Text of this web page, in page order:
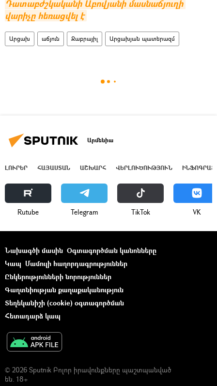
Դատաբժշկականի Աբովյանի մասնաճյուղի
վարիչը հեռացվել է
Արցախ աճյուն Ջաբրայիլ Արցախյան պատերազմ
Արմենիա
ԼՈՒՐԵՐ ՀԱՅԱՍՏԱՆ ԱՇԽԱՐՀ ՎԵՐԼՈՒԾՈՒԹՅՈՒՆ
Rutube Telegram ТikТоk VK
Նախագծի մասին Օգտագործման կանոնները
Կապ Մամուլի հաղորդագրություններ
Ընկերությունների նորություններ
Գաղտնիության քաղաքականություն
Տեղեկանիշի (cookie) օգտագործման
Հետադարձ կապ
© 2026 Sputnik Բոլոր իրավունքները պաշտպանված
են. 18+